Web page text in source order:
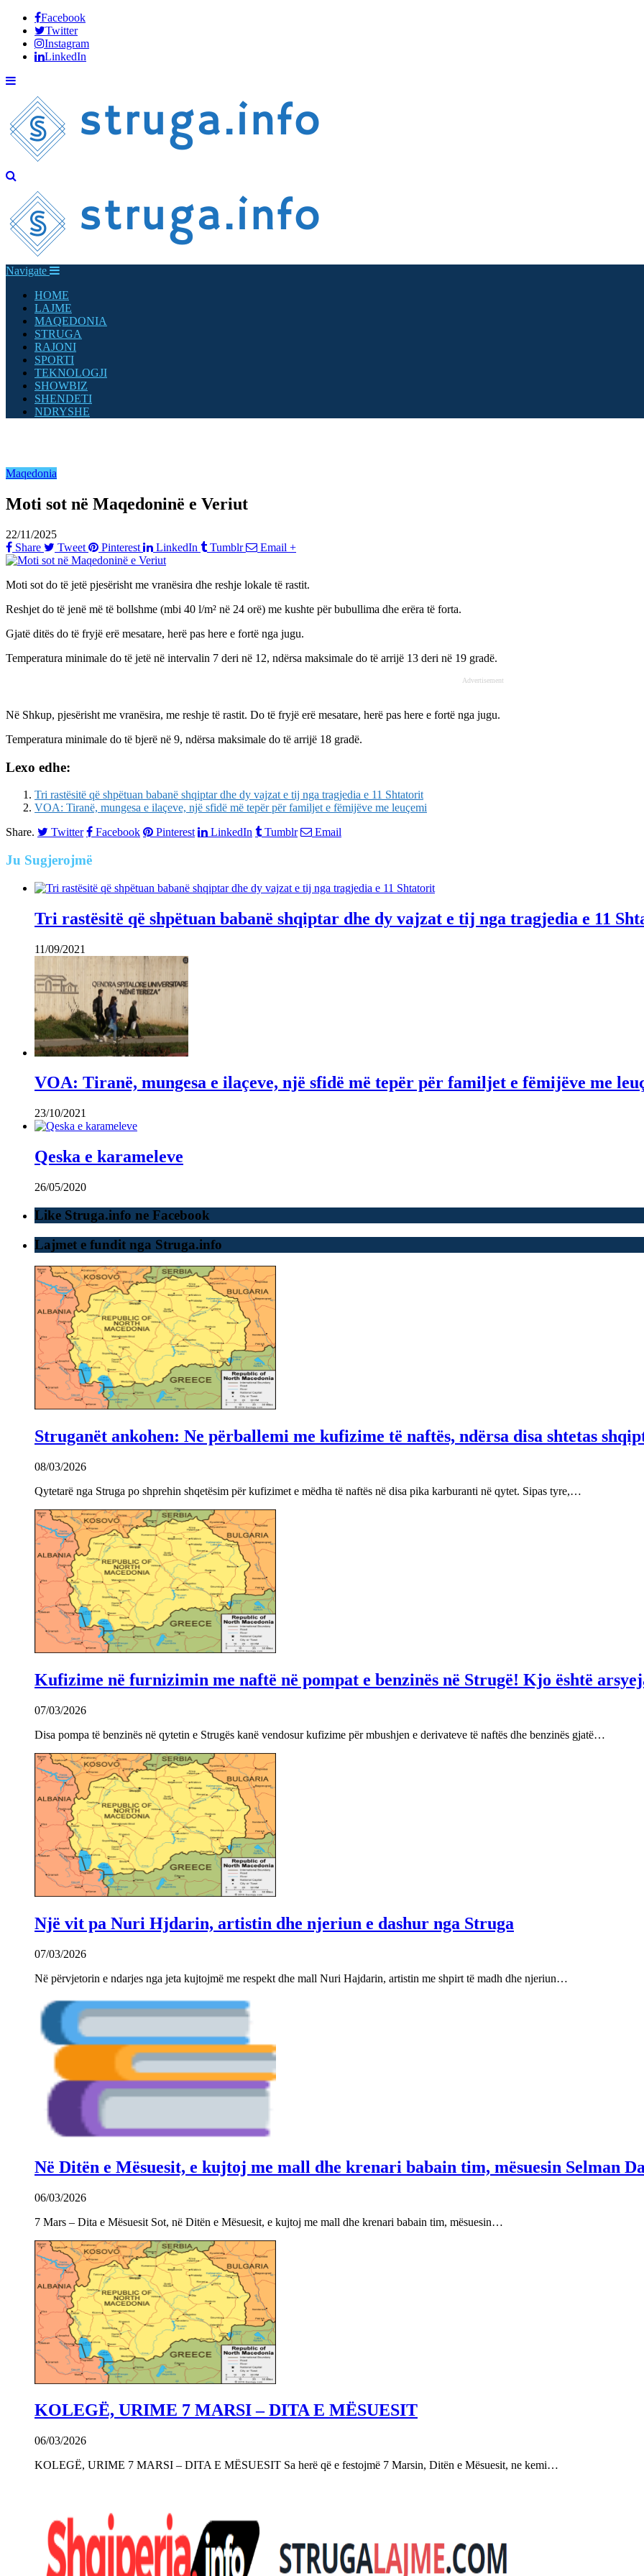
Facebook
Twitter
Instagram
LinkedIn
Navigate
HOME
LAJME
MAQEDONIA
STRUGA
RAJONI
SPORTI
TEKNOLOGJI
SHOWBIZ
SHENDETI
NDRYSHE
Maqedonia
Moti sot në Maqedoninë e Veriut
22/11/2025
Share
Tweet Pinterest LinkedIn Tumblr Email +
Moti sot do të jetë pjesërisht me vranësira dhe reshje lokale të rastit.
Reshjet do të jenë më të bollshme (mbi 40 l/m² në 24 orë) me kushte për bubullima dhe erëra të forta.
Gjatë ditës do të fryjë erë mesatare, herë pas here e fortë nga jugu.
Temperatura minimale do të jetë në intervalin 7 deri në 12, ndërsa maksimale do të arrijë 13 deri në 19 gradë.
Advertisement
Në Shkup, pjesërisht me vranësira, me reshje të rastit. Do të fryjë erë mesatare, herë pas here e fortë nga jugu.
Temperatura minimale do të bjerë në 9, ndërsa maksimale do të arrijë 18 gradë.
Lexo edhe:
Tri rastësitë që shpëtuan babanë shqiptar dhe dy vajzat e tij nga tragjedia e 11 Shtatorit
VOA: Tiranë, mungesa e ilaçeve, një sfidë më tepër për familjet e fëmijëve me leuçemi
Share.
Twitter Facebook Pinterest LinkedIn Tumblr Email
Ju Sugjerojmë
Tri rastësitë që shpëtuan babanë shqiptar dhe dy vajzat e tij nga tragjedia e 11
11/09/2021
VOA: Tiranë, mungesa e ilaçeve, një sfidë më tepër për familjet e fëmijëve me
23/10/2021
Qeska e karameleve
26/05/2020
Like Struga.info ne Facebook
Lajmet e fundit nga Struga.info
Struganët ankohen: Ne përballemi me kufizime të naftës, ndërsa disa shtetas
08/03/2026
Qytetarë nga Struga po shprehin shqetësim për kufizimet e mëdha të naftës në disa pika karburanti në qytet. Sipas tyre,…
Kufizime në furnizimin me naftë në pompat e benzinës në Strugë! Kjo është
07/03/2026
Disa pompa të benzinës në qytetin e Strugës kanë vendosur kufizime për mbushjen e derivateve të naftës dhe benzinës gjatë…
Një vit pa Nuri Hjdarin, artistin dhe njeriun e dashur nga Struga
07/03/2026
Në përvjetorin e ndarjes nga jeta kujtojmë me respekt dhe mall Nuri Hajdarin, artistin me shpirt të madh dhe njeriun…
Në Ditën e Mësuesit, e kujtoj me mall dhe krenari babain tim, mësuesin Selman
06/03/2026
7 Mars – Dita e Mësuesit Sot, në Ditën e Mësuesit, e kujtoj me mall dhe krenari babain tim, mësuesin…
KOLEGË, URIME 7 MARSI – DITA E MËSUESIT
06/03/2026
KOLEGË, URIME 7 MARSI – DITA E MËSUESIT Sa herë që e festojmë 7 Marsin, Ditën e Mësuesit, ne kemi…